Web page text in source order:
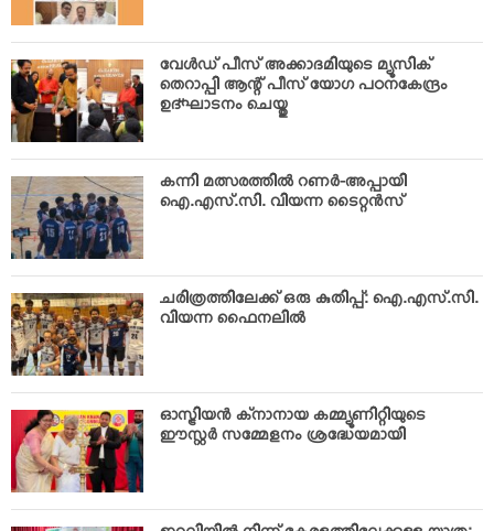
വേള്‍ഡ് പീസ് അക്കാദമിയുടെ മ്യൂസിക്
തെറാപ്പി ആന്റ് പീസ് യോഗ പഠനകേന്ദ്രം
ഉദ്ഘാടനം ചെയ്തു
കന്നി മത്സരത്തില്‍ റണര്‍-അപ്പായി
ഐ.എസ്.സി. വിയന്ന ടൈറ്റന്‍സ്
ചരിത്രത്തിലേക്ക് ഒരു കുതിപ്പ്: ഐ.എസ്.സി.
വിയന്ന ഫൈനലില്‍
ഓസ്ട്രിയന്‍ ക്‌നാനായ കമ്മ്യൂണിറ്റിയുടെ
ഈസ്റ്റര്‍ സമ്മേളനം ശ്രദ്ധേയമായി